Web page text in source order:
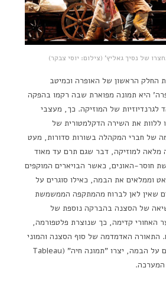
של נסיך גאליץ' (צילום: יוסי צבקר)
החלק הראשון של האופרה וכמיטב
היא תמונה מפוארת שבה רקמו בהפקה
לגרנדיוזיות של המוזיקה. כך, מעצבי
ללוות את השירה הדקלמטורית של
של חברי המקהלה בשורות סדורות, מעט
למוזיקה, דבר שגם תרם עד מאוד
חוסר-האונים, כאשר הבויארים המוקפים
וממלאים את הבמה, כאילו סוגרים על
שאין לאן לברוח מהמתקפה הממשמשת
של הסצנה בהברקה נוספת של
האחורי קדימה, כך שנוצרת פלטפורמה,
התאורה האדמדמה של סוף הסצנה והמוני
העם המפוחדים הקופאים על הבמה, יצרו "תמונה חיה" (Tableau